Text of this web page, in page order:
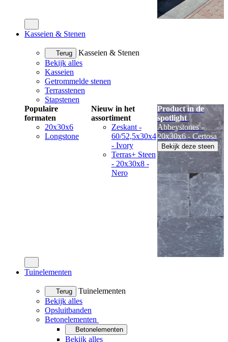
Kasseien & Stenen
Terug
Kasseien & Stenen
Bekijk alles
Kasseien
Getrommelde stenen
Terrasstenen
Stapstenen
Populaire
formaten
20x30x6
Longstone
Nieuw in het
assortiment
Zeskant -
60/52,5x30x4
- Ivory
Terras+ Steen
- 20x30x8 -
Nero
Product in de
spotlight
Abbeystones -
20x30x6 - Certosa
Bekijk deze steen
Tuinelementen
Terug
Tuinelementen
Bekijk alles
Opsluitbanden
Betonelementen
Betonelementen
Bekijk alles